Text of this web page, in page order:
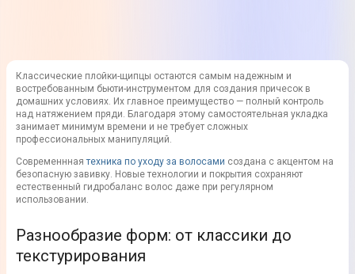
Классические плойки-щипцы остаются самым надежным и
востребованным бьюти-инструментом для создания причесок в
домашних условиях. Их главное преимущество — полный контроль
над натяжением пряди. Благодаря этому самостоятельная укладка
занимает минимум времени и не требует сложных
профессиональных манипуляций.
Современннаятехника по уходу за волосами создана с акцентом на
безопасную завивку. Новые технологии и покрытия сохраняют
естественный гидробаланс волос даже при регулярном
использовании.
Разнообразие форм: от классики до
текстурирования